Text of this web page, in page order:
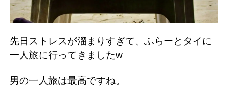
先日ストレスが溜まりすぎて、ふらーとタイに
一人旅に行ってきましたw
男の一人旅は最高ですね。